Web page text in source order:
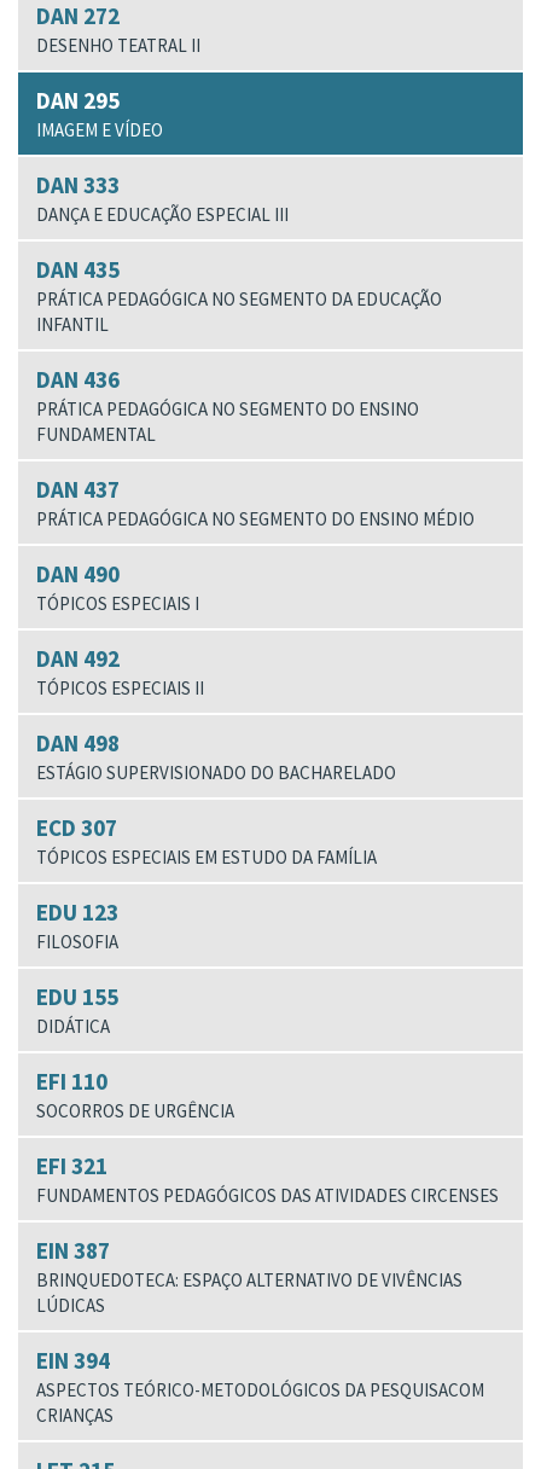
DAN 272
DESENHO TEATRAL II
DAN 295
IMAGEM E VÍDEO
DAN 333
DANÇA E EDUCAÇÃO ESPECIAL III
DAN 435
PRÁTICA PEDAGÓGICA NO SEGMENTO DA EDUCAÇÃO
INFANTIL
DAN 436
PRÁTICA PEDAGÓGICA NO SEGMENTO DO ENSINO
FUNDAMENTAL
DAN 437
PRÁTICA PEDAGÓGICA NO SEGMENTO DO ENSINO MÉDIO
DAN 490
TÓPICOS ESPECIAIS I
DAN 492
TÓPICOS ESPECIAIS II
DAN 498
ESTÁGIO SUPERVISIONADO DO BACHARELADO
ECD 307
TÓPICOS ESPECIAIS EM ESTUDO DA FAMÍLIA
EDU 123
FILOSOFIA
EDU 155
DIDÁTICA
EFI 110
SOCORROS DE URGÊNCIA
EFI 321
FUNDAMENTOS PEDAGÓGICOS DAS ATIVIDADES CIRCENSES
EIN 387
BRINQUEDOTECA: ESPAÇO ALTERNATIVO DE VIVÊNCIAS
LÚDICAS
EIN 394
ASPECTOS TEÓRICO-METODOLÓGICOS DA PESQUISACOM
CRIANÇAS